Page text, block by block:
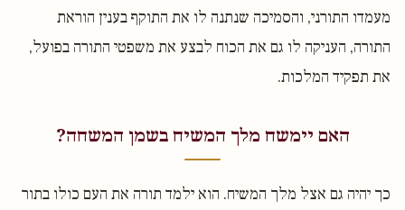
מעמדו התורני, והסמיכה שנתנה לו את התוקף בענין הוראת
התורה, העניקה לו גם את הכוח לבצע את משפטי התורה בפועל,
את תפקיד המלכות.
האם יימשח מלך המשיח בשמן המשחה?
כך יהיה גם אצל מלך המשיח. הוא ילמד תורה את העם כולו בתור